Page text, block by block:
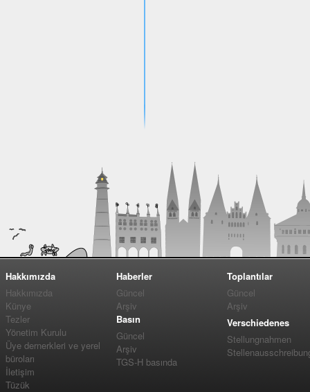
Hakkımızda
Hakkımızda
Künye
Tezler
Yönetim Kurulu
Üye dernerkleri ve yerel
büroları
İletişim
Tüzük
Haberler
Güncel
Arşiv
Basın
Güncel
Arşiv
TGS-H basında
Toplantılar
Güncel
Arşiv
Verschiedenes
Stellungnahmen